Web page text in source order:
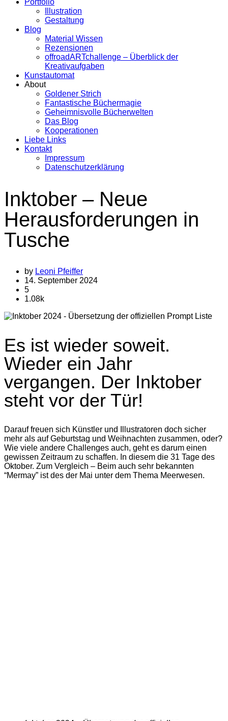
Portfolio
Illustration
Gestaltung
Blog
Material Wissen
Rezensionen
offroadARTchallenge – Überblick der
Kreativaufgaben
Kunstautomat
About
Goldener Strich
Fantastische Büchermagie
Geheimnisvolle Bücherwelten
Das Blog
Kooperationen
Liebe Links
Kontakt
Impressum
Datenschutzerklärung
Inktober – Neue
Herausforderungen in
Tusche
by Leoni Pfeiffer
14. September 2024
5
1.08k
Es ist wieder soweit.
Wieder ein Jahr
vergangen. Der Inktober
steht vor der Tür!
Darauf freuen sich Künstler und Illustratoren doch sicher
mehr als auf Geburtstag und Weihnachten zusammen, oder?
Wie viele andere Challenges auch, geht es darum einen
gewissen Zeitraum zu schaffen. In diesem die 31 Tage des
Oktober. Zum Vergleich – Beim auch sehr bekannten
“Mermay” ist des der Mai unter dem Thema Meerwesen.